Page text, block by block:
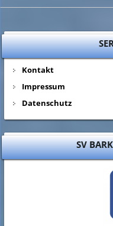
Kontakt
Impressum
Datenschutz
SV